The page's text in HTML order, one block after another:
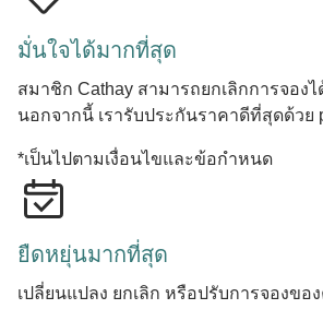
มั่นใจได้มากที่สุด
สมาชิก Cathay สามารถยกเลิกการจอง
นอกจากนี้ เรารับประกันราคาดีที่สุดด้วย
*เป็นไปตามเงื่อนไขและข้อกำหนด
ยืดหยุ่นมากที่สุด
เปลี่ยนแปลง ยกเลิก หรือปรับการจองขอ